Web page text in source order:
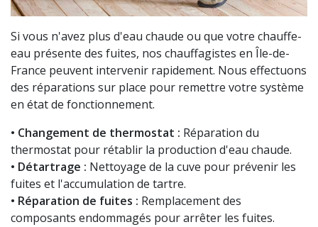
Si vous n'avez plus d'eau chaude ou que votre chauffe-
eau présente des fuites, nos chauffagistes en Île-de-
France peuvent intervenir rapidement. Nous effectuons
des réparations sur place pour remettre votre système
en état de fonctionnement.
• Changement de thermostat : Réparation du
thermostat pour rétablir la production d'eau chaude.
• Détartrage : Nettoyage de la cuve pour prévenir les
fuites et l'accumulation de tartre.
• Réparation de fuites : Remplacement des
composants endommagés pour arrêter les fuites.